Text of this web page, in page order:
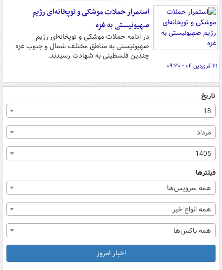
استمرار حملات موشکی و توپخانه‌ای رژیم
صهیونیستی به غزه
در ادامه حملات موشکی و توپخانه‌ای رژیم
صهیونیستی به مناطق مختلف شمال و جنوب غزه
چندین فلسطینی به شهادت رسیدند.
۲۱ فروردین ۰۴ - ۰۹:۳۰
تاریخ
18
مرداد
1405
فیلترها
همه سرویس‌ها
همه انواع خبر
همه باکس‌ها
اخبار امروز